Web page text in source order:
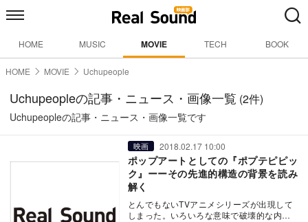
HOME MUSIC MOVIE TECH BOOK
HOME MOVIE Uchupeople
Uchupeopleの記事・ニュース・画像一覧 (2件)
Uchupeopleの記事・ニュース・画像一覧です
映画 2018.02.17 10:00
ポップアートとしての『ポプテピピッ
ク』ーーその先進的構造の背景を読み
解く
とんでもないTVアニメシリーズが出現して
しまった。いろいろな意味で破壊的な内容